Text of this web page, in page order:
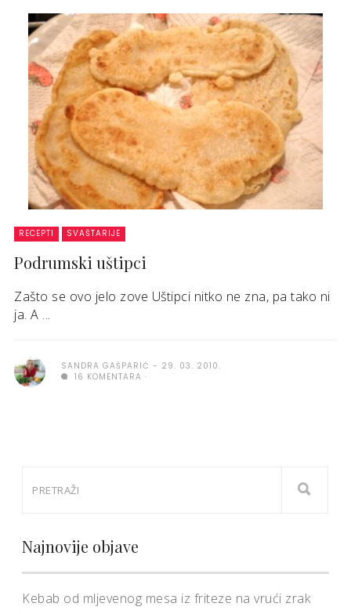
RECEPTI SVAŠTARIJE
Podrumski uštipci
Zašto se ovo jelo zove Uštipci nitko ne zna, pa tako ni
ja. A ...
SANDRA GAŠPARIĆ
29. 03. 2010.
16 KOMENTARA
Najnovije objave
Kebab od mljevenog mesa iz friteze na vrući zrak